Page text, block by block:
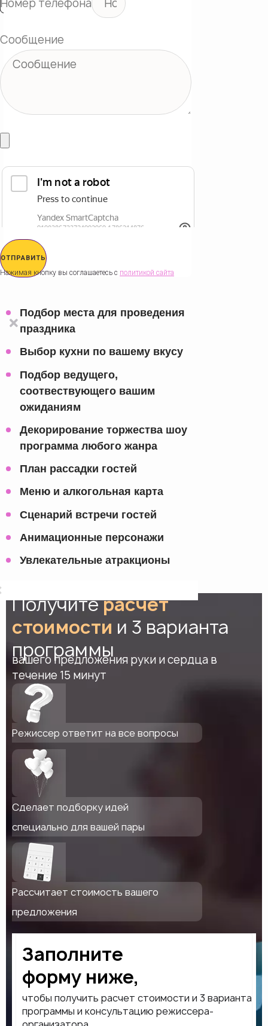
Номер телефона
Сообщение
ОТПРАВИТЬ
Нажимая кнопку вы соглашаетесь с политикой сайта
Подбор места для проведения
праздника
Выбор кухни по вашему вкусу
Подбор ведущего,
соотвествующего вашим
ожиданиям
Декорирование торжества шоу
программа любого жанра
План рассадки гостей
Меню и алкогольная карта
Сценарий встречи гостей
Анимационные персонажи
Увлекательные атракционы
Получитерасчет
стоимости и 3 варианта
программы
вашего предложения руки и сердца в
течение 15 минут
Режиссер ответит на все вопросы
Сделает подборку идей
специально для вашей пары
Рассчитает стоимость вашего
предложения
Заполните
форму ниже,
чтобы получить расчет стоимости и 3 варианта
программы и консультацию режиссера-